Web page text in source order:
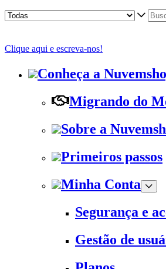
Clique aqui e escreva-nos!
Conheça a
Migrando do
Sobre a
Primeiros passos
Minha Conta
Segurança e
Gestão de